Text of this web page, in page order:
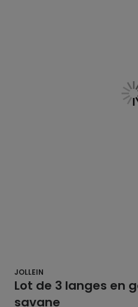
JOLLEIN
Lot de 3 langes en
savane